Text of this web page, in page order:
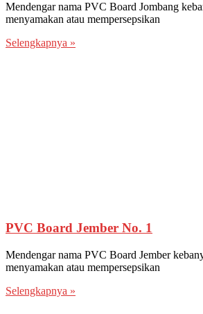
Mendengar nama PVC Board Jombang
menyamakan atau mempersepsikan
Selengkapnya »
PVC Board Jember No. 1
Mendengar nama PVC Board Jember
menyamakan atau mempersepsikan
Selengkapnya »